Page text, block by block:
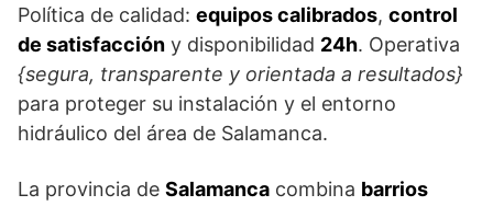
Política de calidad: equipos calibrados, control
de satisfacción y disponibilidad 24h. Operativa
{segura, transparente y orientada a resultados}
para proteger su instalación y el entorno
hidráulico del área de Salamanca.
La provincia de Salamanca combina barrios